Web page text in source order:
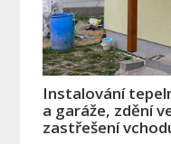
Instalování
a garáže, zdění
zastřešení